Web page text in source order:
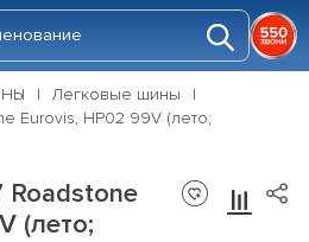
Легковые шины
Eurovis, HP02 99V (лето;
Roadstone
(лето;